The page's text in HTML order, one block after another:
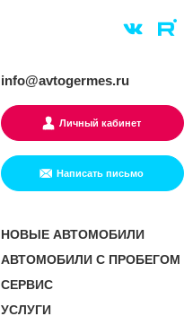
info@avtogermes.ru
Личный кабинет
Написать письмо
НОВЫЕ АВТОМОБИЛИ
АВТОМОБИЛИ С ПРОБЕГОМ
СЕРВИС
УСЛУГИ